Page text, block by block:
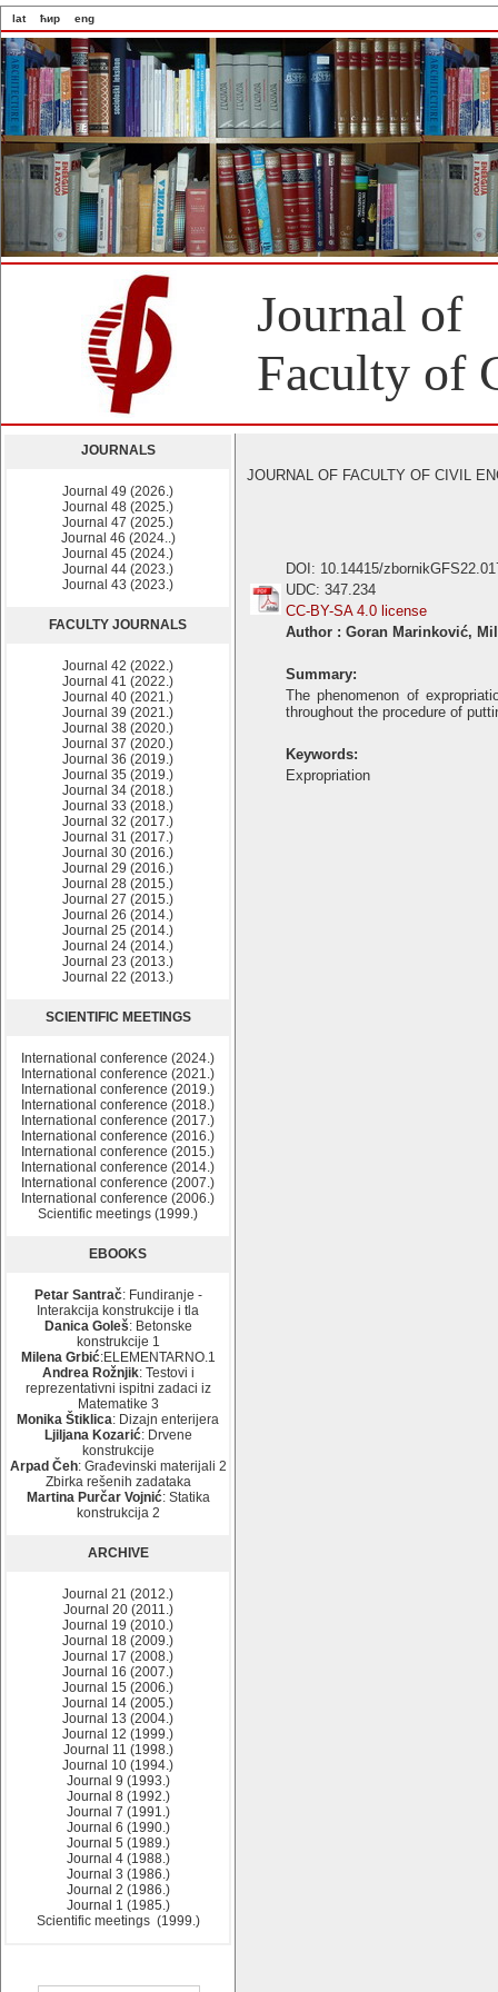
lat ћир eng
Journal of
Faculty of
JOURNALS
Journal 49 (2026.)
Journal 48 (2025.)
Journal 47 (2025.)
Journal 46 (2024..)
Journal 45 (2024.)
Journal 44 (2023.)
Journal 43 (2023.)
FACULTY JOURNALS
Journal 42 (2022.)
Journal 41 (2022.)
Journal 40 (2021.)
Journal 39 (2021.)
Journal 38 (2020.)
Journal 37 (2020.)
Journal 36 (2019.)
Journal 35 (2019.)
Journal 34 (2018.)
Journal 33 (2018.)
Journal 32 (2017.)
Journal 31 (2017.)
Journal 30 (2016.)
Journal 29 (2016.)
Journal 28 (2015.)
Journal 27 (2015.)
Journal 26 (2014.)
Journal 25 (2014.)
Journal 24 (2014.)
Journal 23 (2013.)
Journal 22 (2013.)
SCIENTIFIC MEETINGS
International conference (2024.)
International conference (2021.)
International conference (2019.)
International conference (2018.)
International conference (2017.)
International conference (2016.)
International conference (2015.)
International conference (2014.)
International conference (2007.)
International conference (2006.)
Scientific meetings (1999.)
EBOOKS
Petar Santrač: Fundiranje -
Interakcija konstrukcije i tla
Danica Goleš: Betonske
konstrukcije 1
Milena Grbić:ELEMENTARNO.1
Andrea Rožnjik: Testovi i
reprezentativni ispitni zadaci iz
Matematike 3
Monika Štiklica: Dizajn enterijera
Ljiljana Kozarić: Drvene
konstrukcije
Arpad Čeh: Građevinski materijali 2
Zbirka rešenih zadataka
Martina Purčar Vojnić: Statika
konstrukcija 2
ARCHIVE
Journal 21 (2012.)
Journal 20 (2011.)
Journal 19 (2010.)
Journal 18 (2009.)
Journal 17 (2008.)
Journal 16 (2007.)
Journal 15 (2006.)
Journal 14 (2005.)
Journal 13 (2004.)
Journal 12 (1999.)
Journal 11 (1998.)
Journal 10 (1994.)
Journal 9 (1993.)
Journal 8 (1992.)
Journal 7 (1991.)
Journal 6 (1990.)
Journal 5 (1989.)
Journal 4 (1988.)
Journal 3 (1986.)
Journal 2 (1986.)
Journal 1 (1985.)
Scientific meetings (1999.)
JOURNAL OF FACULTY OF CIVIL
DOI: 10.14415/
UDC: 347.234
CC-BY-SA 4.0 license
Author : Goran Marinković,
Summary:
The phenomenon of
throughout the procedure of
Keywords:
Expropriation